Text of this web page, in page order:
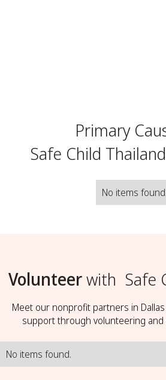
Primary
Safe Child Thailand
No items found.
Volunteerwith Safe
Meet our nonprofit partners in
support through volunteering and
No items found.